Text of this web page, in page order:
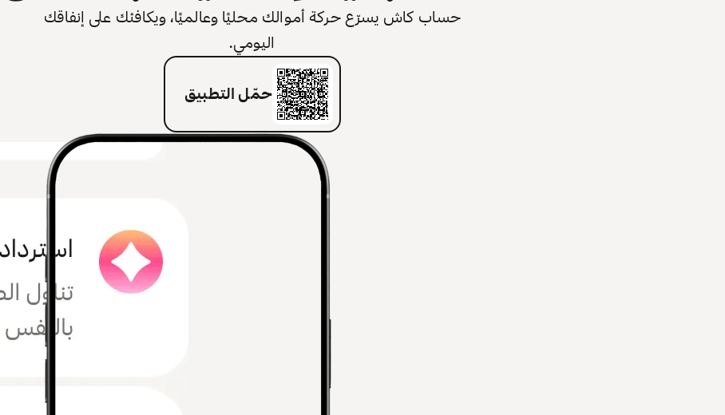
حساب كاش يسرّع حركة أموالك محليًا وعالميًا، ويكافئك على إنفاقك
اليومي.
حمّل التطبيق